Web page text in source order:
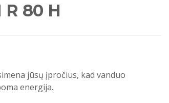
80 H
jūsų įpročius, kad vanduo
energija.